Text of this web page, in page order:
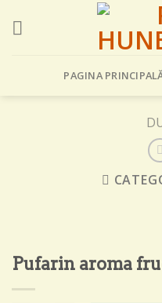
PAGINA
Pufarin aroma